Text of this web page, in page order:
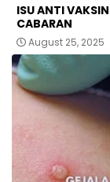
ISU ANTI
CABARAN
August 25, 2025